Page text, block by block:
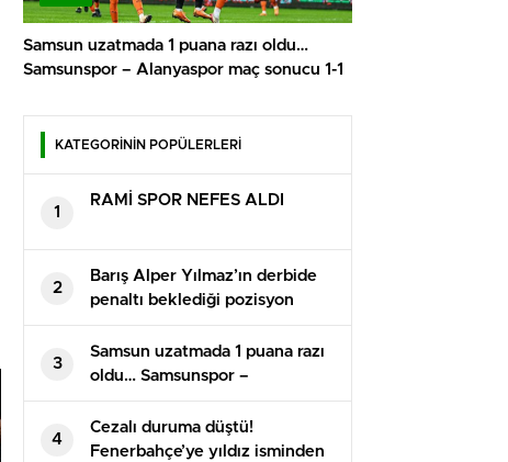
Samsun uzatmada 1 puana razı oldu…
Samsunspor – Alanyaspor maç sonucu 1-1
KATEGORİNİN POPÜLERLERİ
1
RAMİ SPOR NEFES ALDI
2
Barış Alper Yılmaz’ın derbide
penaltı beklediği pozisyon
tartışma yarattı
3
Samsun uzatmada 1 puana razı
oldu… Samsunspor –
Alanyaspor maç sonucu 1-1
4
Cezalı duruma düştü!
Fenerbahçe’ye yıldız isminden